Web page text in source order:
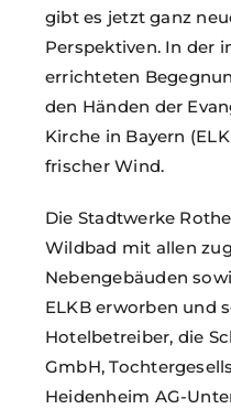
gibt es jetzt ganz
Perspektiven. In der
errichteten
den Händen der
Kirche in Bayern
frischer Wind.
Die Stadtwerke
Wildbad mit allen
Nebengebäuden
ELKB erworben und
Hotelbetreiber, die
GmbH,
Heidenheim AG-